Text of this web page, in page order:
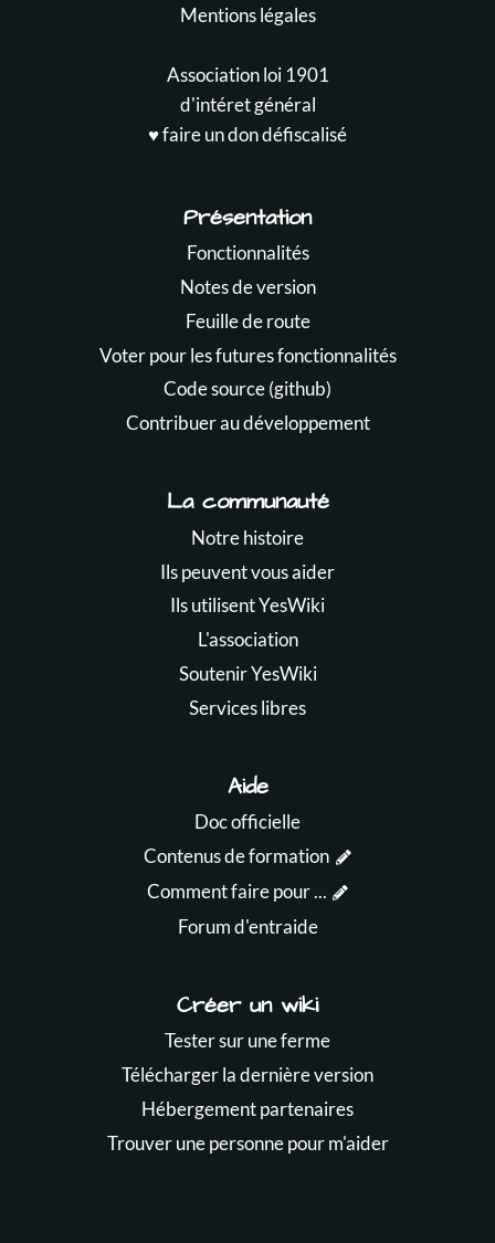
Mentions légales
Association loi 1901
d'intéret général
♥️ faire un don défiscalisé
Présentation
Fonctionnalités
Notes de version
Feuille de route
Voter pour les futures fonctionnalités
Code source (github)
Contribuer au développement
La communauté
Notre histoire
Ils peuvent vous aider
Ils utilisent YesWiki
L'association
Soutenir YesWiki
Services libres
Aide
Doc officielle
Contenus de formation
Comment faire pour ...
Forum d'entraide
Créer un wiki
Tester sur une ferme
Télécharger la dernière version
Hébergement partenaires
Trouver une personne pour m'aider